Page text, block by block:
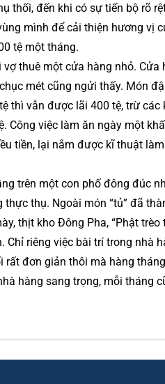
thối, đến khi có sự tiến bộ rõ
mình để cải thiện hương vị
tệ một tháng.
thuê một cửa hàng nhỏ. Cửa
mét cũng ngửi thấy. Món
thì vẫn được lãi 400 tệ, trừ các
Công việc làm ăn ngày một
tiền, lại nắm được kĩ thuật
trên một con phố đông đúc
thụ. Ngoài món “tủ” đã
thịt kho Đông Pha, “Phật trèo
riêng việc bài trí trong nhà
rất đơn giản thôi mà hàng
hàng sang trọng, mỗi tháng